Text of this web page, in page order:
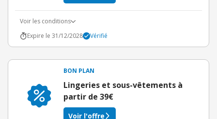
Voir les conditions
Expire le 31/12/2028
Vérifié
BON PLAN
Lingeries et sous-vêtements à
partir de 39€
Voir l'offre